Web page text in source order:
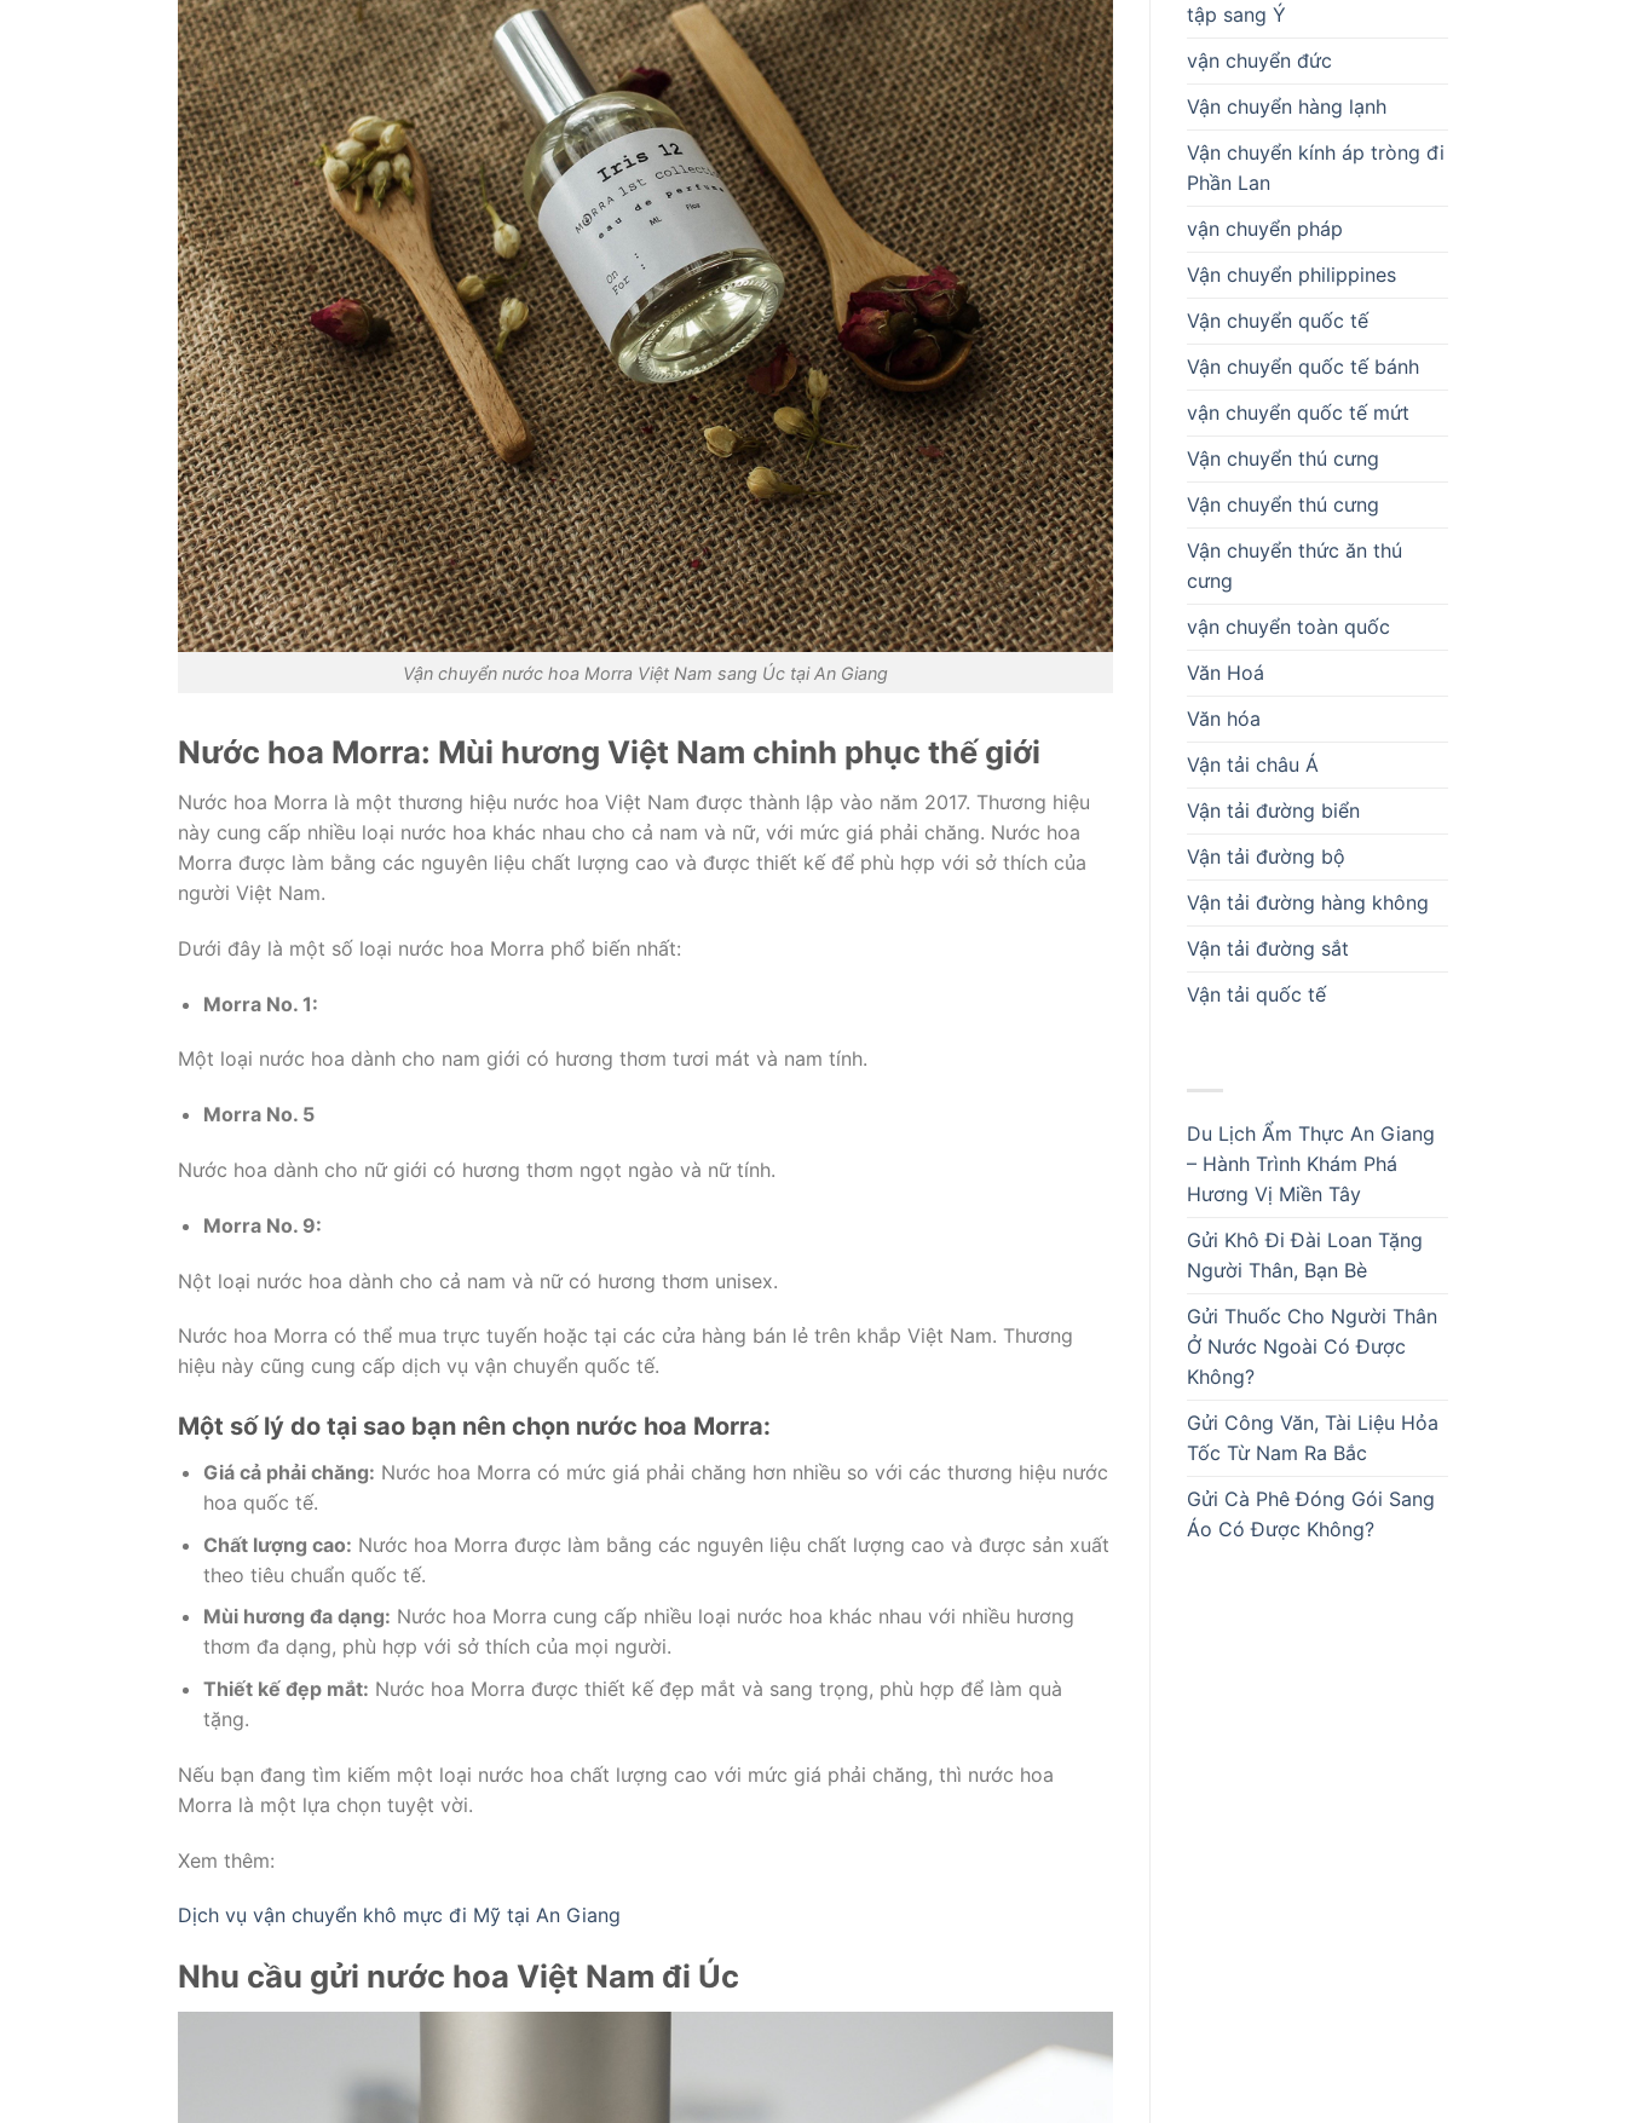
Vận chuyển nước hoa Morra Việt Nam sang Úc tại An Giang
Nước hoa Morra: Mùi hương Việt Nam chinh phục thế giới
Nước hoa Morra là một thương hiệu nước hoa Việt Nam được thành lập vào năm 2017. Thương hiệu
này cung cấp nhiều loại nước hoa khác nhau cho cả nam và nữ, với mức giá phải chăng. Nước hoa
Morra được làm bằng các nguyên liệu chất lượng cao và được thiết kế để phù hợp với sở thích của
người Việt Nam.
Dưới đây là một số loại nước hoa Morra phổ biến nhất:
Morra No. 1:
Một loại nước hoa dành cho nam giới có hương thơm tươi mát và nam tính.
Morra No. 5
Nước hoa dành cho nữ giới có hương thơm ngọt ngào và nữ tính.
Morra No. 9:
Nột loại nước hoa dành cho cả nam và nữ có hương thơm unisex.
Nước hoa Morra có thể mua trực tuyến hoặc tại các cửa hàng bán lẻ trên khắp Việt Nam. Thương
hiệu này cũng cung cấp dịch vụ vận chuyển quốc tế.
Một số lý do tại sao bạn nên chọn nước hoa Morra:
Giá cả phải chăng: Nước hoa Morra có mức giá phải chăng hơn nhiều so với các thương hiệu nước
hoa quốc tế.
Chất lượng cao: Nước hoa Morra được làm bằng các nguyên liệu chất lượng cao và được sản xuất
theo tiêu chuẩn quốc tế.
Mùi hương đa dạng: Nước hoa Morra cung cấp nhiều loại nước hoa khác nhau với nhiều hương
thơm đa dạng, phù hợp với sở thích của mọi người.
Thiết kế đẹp mắt: Nước hoa Morra được thiết kế đẹp mắt và sang trọng, phù hợp để làm quà
tặng.
Nếu bạn đang tìm kiếm một loại nước hoa chất lượng cao với mức giá phải chăng, thì nước hoa
Morra là một lựa chọn tuyệt vời.
Xem thêm:
Dịch vụ vận chuyển khô mực đi Mỹ tại An Giang
Nhu cầu gửi nước hoa Việt Nam đi Úc
tập sang Ý
vận chuyển đức
Vận chuyển hàng lạnh
Vận chuyển kính áp tròng đi
Phần Lan
vận chuyển pháp
Vận chuyển philippines
Vận chuyển quốc tế
Vận chuyển quốc tế bánh
vận chuyển quốc tế mứt
Vận chuyển thú cưng
Vận chuyển thú cưng
Vận chuyển thức ăn thú
cưng
vận chuyển toàn quốc
Văn Hoá
Văn hóa
Vận tải châu Á
Vận tải đường biển
Vận tải đường bộ
Vận tải đường hàng không
Vận tải đường sắt
Vận tải quốc tế
Du Lịch Ẩm Thực An Giang
– Hành Trình Khám Phá
Hương Vị Miền Tây
Gửi Khô Đi Đài Loan Tặng
Người Thân, Bạn Bè
Gửi Thuốc Cho Người Thân
Ở Nước Ngoài Có Được
Không?
Gửi Công Văn, Tài Liệu Hỏa
Tốc Từ Nam Ra Bắc
Gửi Cà Phê Đóng Gói Sang
Áo Có Được Không?